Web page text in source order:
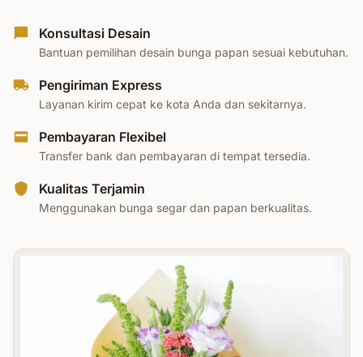
Konsultasi Desain
Bantuan pemilihan desain bunga papan sesuai kebutuhan.
Pengiriman Express
Layanan kirim cepat ke kota Anda dan sekitarnya.
Pembayaran Flexibel
Transfer bank dan pembayaran di tempat tersedia.
Kualitas Terjamin
Menggunakan bunga segar dan papan berkualitas.